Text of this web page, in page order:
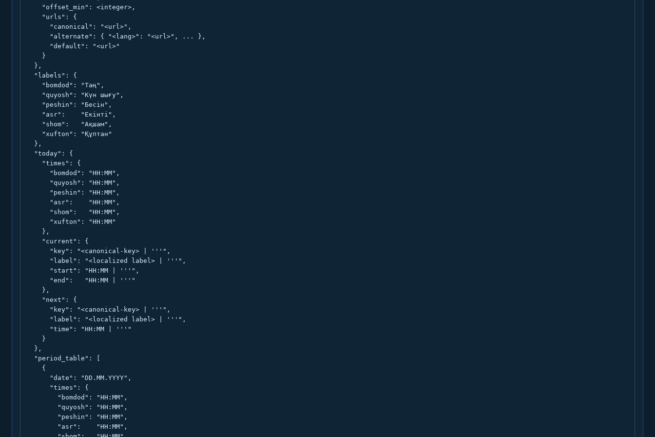
    "offset_min": <integer>,
    "urls": {
      "canonical": "<url>",
      "alternate": { "<lang>": "<url>", ... },
      "default": "<url>"
    }
  },
  "labels": {
    "bomdod": "Таң",
    "quyosh": "Күн шығу",
    "peshin": "Бесін",
    "asr":    "Екінті",
    "shom":   "Ақшам",
    "xufton": "Құптан"
  },
  "today": {
    "times": {
      "bomdod": "HH:MM",
      "quyosh": "HH:MM",
      "peshin": "HH:MM",
      "asr":    "HH:MM",
      "shom":   "HH:MM",
      "xufton": "HH:MM"
    },
    "current": {
      "key": "<canonical-key> | '''",
      "label": "<localized label> | '''",
      "start": "HH:MM | '''",
      "end":   "HH:MM | '''"
    },
    "next": {
      "key": "<canonical-key> | '''",
      "label": "<localized label> | '''",
      "time": "HH:MM | '''"
    }
  },
  "period_table": [
    {
      "date": "DD.MM.YYYY",
      "times": {
        "bomdod": "HH:MM",
        "quyosh": "HH:MM",
        "peshin": "HH:MM",
        "asr":    "HH:MM",